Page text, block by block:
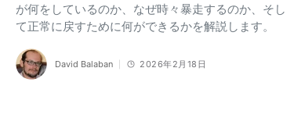
が何をしているのか、なぜ時々暴走するのか、そし
て正常に戻すために何ができるかを解説します。
David Balaban 2026年2月18日